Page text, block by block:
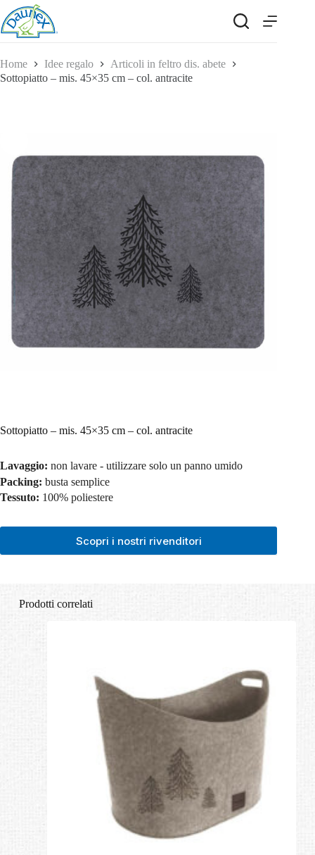
Salta
al
contenuto
Home Idee regalo
Articoli in feltro dis. abete
Sottopiatto – mis. 45×35 cm – col. antracite
Sottopiatto – mis. 45×35 cm – col. antracite
Lavaggio: non lavare - utilizzare solo un panno umido
Packing: busta semplice
Tessuto: 100% poliestere
Scopri i nostri rivenditori
Prodotti correlati